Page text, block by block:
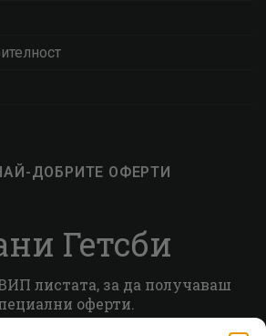
ДОБРИТЕ ОФЕРТИ
Гетсби
листата, за да получаваш
оферти.